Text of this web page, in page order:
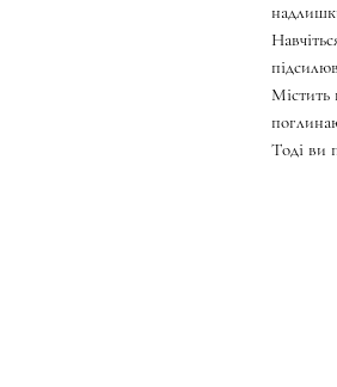
Містить
Тоді ви